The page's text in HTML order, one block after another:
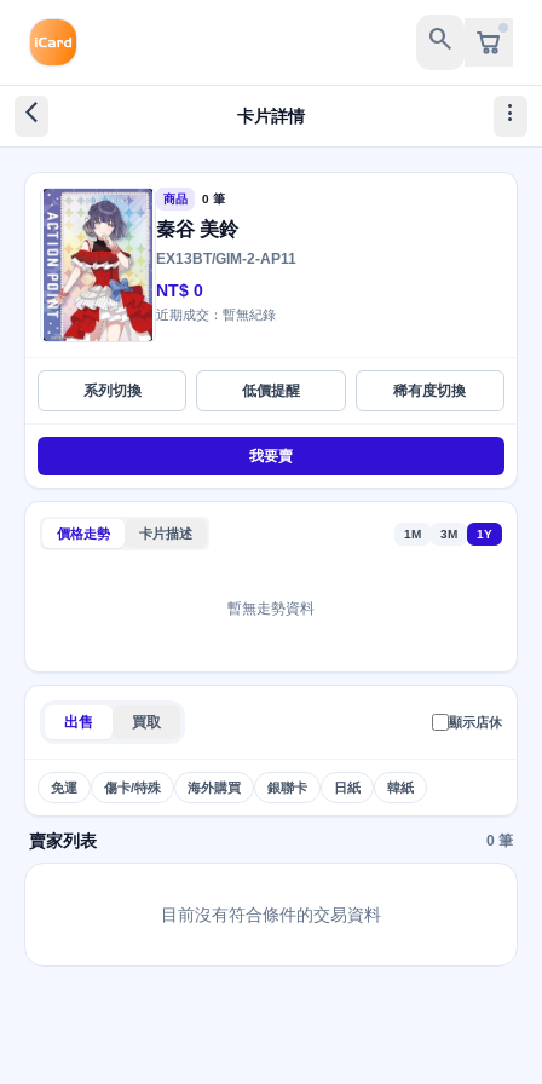
search
arrow_back_ios_new 卡片詳情 more_vert
商品 0 筆
秦谷 美鈴
EX13BT/GIM-2-AP11
NT$ 0
近期成交：暫無紀錄
系列切換 低價提醒 稀有度切換
我要賣
價格走勢 卡片描述 1M 3M 1Y
暫無走勢資料
出售 買取 顯示店休
免運 傷卡/特殊 海外購買 銀聯卡 日紙 韓紙
賣家列表 0 筆
目前沒有符合條件的交易資料